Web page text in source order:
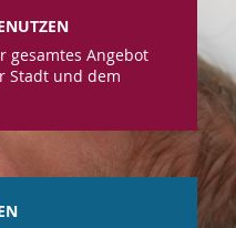
gesamtes Angebot
Stadt und dem